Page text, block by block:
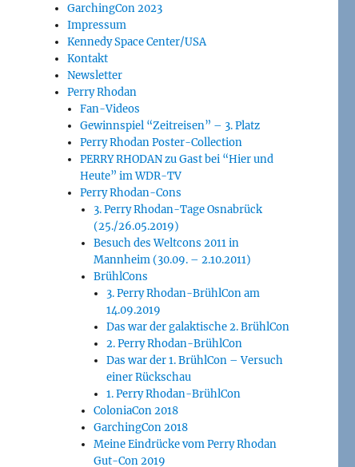
GarchingCon 2023
Impressum
Kennedy Space Center/USA
Kontakt
Newsletter
Perry Rhodan
Fan-Videos
Gewinnspiel “Zeitreisen” – 3. Platz
Perry Rhodan Poster-Collection
PERRY RHODAN zu Gast bei “Hier und
Heute” im WDR-TV
Perry Rhodan-Cons
3. Perry Rhodan-Tage Osnabrück
(25./26.05.2019)
Besuch des Weltcons 2011 in
Mannheim (30.09. – 2.10.2011)
BrühlCons
3. Perry Rhodan-BrühlCon am
14.09.2019
Das war der galaktische 2. BrühlCon
2. Perry Rhodan-BrühlCon
Das war der 1. BrühlCon – Versuch
einer Rückschau
1. Perry Rhodan-BrühlCon
ColoniaCon 2018
GarchingCon 2018
Meine Eindrücke vom Perry Rhodan
Gut-Con 2019